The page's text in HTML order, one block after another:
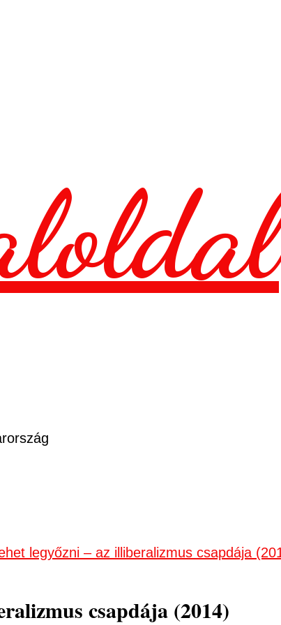
legyőzni – az illiberalizmus csapdája
csapdája (2014)